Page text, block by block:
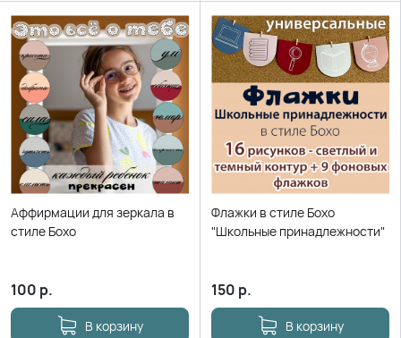
Аффирмации для зеркала в
стиле Бохо
100 р.
В корзину
Флажки в стиле Бохо
"Школьные принадлежности"
150 р.
В корзину